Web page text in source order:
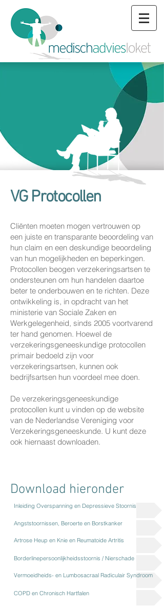
VG Protocollen
Cliënten moeten mogen vertrouwen op
een juiste en transparante beoordeling van
hun claim en een deskundige beoordeling
van hun mogelijkheden en beperkingen.
Protocollen beogen verzekeringsartsen te
ondersteunen om hun handelen daartoe
beter te onderbouwen en te richten. Deze
ontwikkeling is, in opdracht van het
ministerie van Sociale Zaken en
Werkgelegenheid, sinds 2005 voortvarend
ter hand genomen. Hoewel de
verzekeringsgeneeskundige protocollen
primair bedoeld zijn voor
verzekeringsartsen, kunnen ook
bedrijfsartsen hun voordeel mee doen.
De verzekeringsgeneeskundige
protocollen kunt u vinden op de website
van de Nederlandse Vereniging voor
Verzekeringsgeneeskunde. U kunt deze
ook hiernaast downloaden.
Download hieronder
Inleiding Overspanning en Depressieve Stoornis
Angststoornissen, Beroerte en Borstkanker
Artrose Heup en Knie en Reumatoide Artritis
Borderlinepersoonlijkheidsstoornis / Nierschade
Vermoeidheids- en Lumbosacraal Radiculair Syndroom
COPD en Chronisch Hartfalen